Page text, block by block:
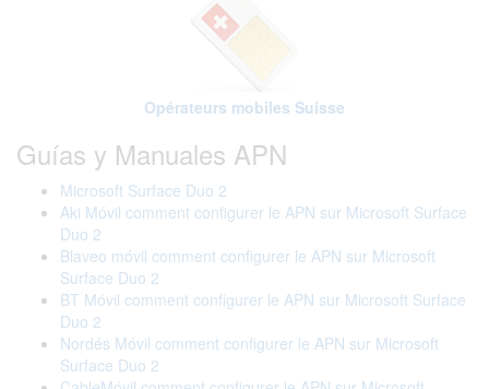
Opérateurs mobiles Suisse
Guías y Manuales APN
Microsoft Surface Duo 2
Aki Móvil comment configurer le APN sur Microsoft Surface
Duo 2
Blaveo móvil comment configurer le APN sur Microsoft
Surface Duo 2
BT Móvil comment configurer le APN sur Microsoft Surface
Duo 2
Nordés Móvil comment configurer le APN sur Microsoft
Surface Duo 2